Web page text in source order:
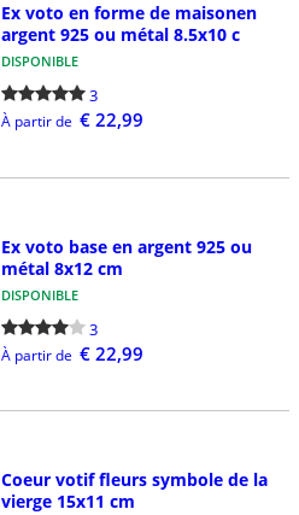
Ex voto en forme de maisonen
argent 925 ou métal 8.5x10 c
DISPONIBLE
3
À partir de € 22,99
Ex voto base en argent 925 ou
métal 8x12 cm
DISPONIBLE
3
À partir de € 22,99
Coeur votif fleurs symbole de la
vierge 15x11 cm